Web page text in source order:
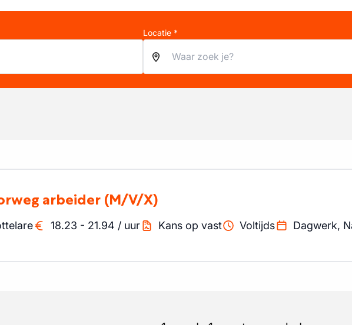
Locatie *
arbeider (M/V/X)
18.23 - 21.94 / uur Kans op vast Voltijds Dagwerk,